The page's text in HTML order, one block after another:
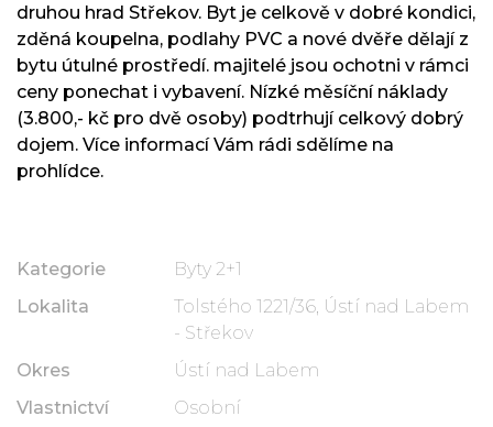
druhou hrad Střekov. Byt je celkově v dobré kondici,
zděná koupelna, podlahy PVC a nové dvěře dělají z
bytu útulné prostředí. majitelé jsou ochotni v rámci
ceny ponechat i vybavení. Nízké měsíční náklady
(3.800,- kč pro dvě osoby) podtrhují celkový dobrý
dojem. Více informací Vám rádi sdělíme na
prohlídce.
Kategorie
Byty 2+1
Lokalita
Tolstého 1221/36, Ústí nad Labem
- Střekov
Okres
Ústí nad Labem
Vlastnictví
Osobní